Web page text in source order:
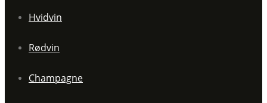
Hvidvin
Rødvin
Champagne